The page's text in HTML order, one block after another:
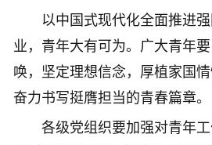
以中国式现代化全面推进强
业，青年大有可为。广大青年
唤，坚定理想信念，厚植家国情
奋力书写挺膺担当的青春篇章。
各级党组织要加强对青年工